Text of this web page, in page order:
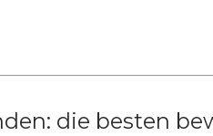
die besten